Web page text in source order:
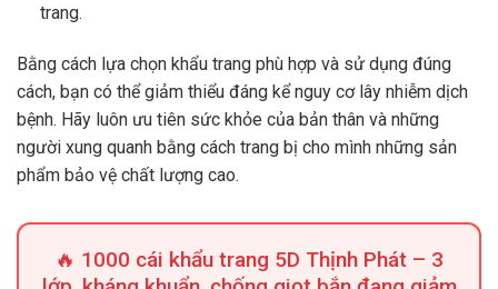
trang.
Bằng cách lựa chọn khẩu trang phù hợp và sử dụng đúng
cách, bạn có thể giảm thiểu đáng kể nguy cơ lây nhiễm dịch
bệnh. Hãy luôn ưu tiên sức khỏe của bản thân và những
người xung quanh bằng cách trang bị cho mình những sản
phẩm bảo vệ chất lượng cao.
🔥 1000 cái khẩu trang 5D Thịnh Phát – 3